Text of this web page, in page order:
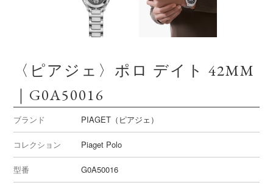
〈ピアジェ〉ポロ デイト 42MM
｜G0A50016
ブランド PIAGET（ピアジェ）
コレクション Piaget Polo
型番 G0A50016